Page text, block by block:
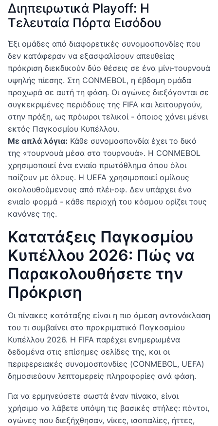
Διηπειρωτικά Playoff: Η
Τελευταία Πόρτα Εισόδου
Έξι ομάδες από διαφορετικές συνομοσπονδίες που
δεν κατάφεραν να εξασφαλίσουν απευθείας
πρόκριση διεκδικούν δύο θέσεις σε ένα μίνι-τουρνουά
υψηλής πίεσης. Στη CONMEBOL, η έβδομη ομάδα
προχωρά σε αυτή τη φάση. Οι αγώνες διεξάγονται σε
συγκεκριμένες περιόδους της FIFA και λειτουργούν,
στην πράξη, ως πρόωροι τελικοί - όποιος χάνει μένει
εκτός Παγκοσμίου Κυπέλλου.
Με απλά λόγια: Κάθε συνομοσπονδία έχει το δικό
της «τουρνουά μέσα στο τουρνουά». Η CONMEBOL
χρησιμοποιεί ένα ενιαίο πρωτάθλημα όπου όλοι
παίζουν με όλους. Η UEFA χρησιμοποιεί ομίλους
ακολουθούμενους από πλέι-οφ. Δεν υπάρχει ένα
ενιαίο φορμά - κάθε περιοχή του κόσμου ορίζει τους
κανόνες της.
Κατατάξεις Παγκοσμίου
Κυπέλλου 2026: Πώς να
Παρακολουθήσετε την
Πρόκριση
Οι πίνακες κατάταξης είναι η πιο άμεση αντανάκλαση
του τι συμβαίνει στα προκριματικά Παγκοσμίου
Κυπέλλου 2026. Η FIFA παρέχει ενημερωμένα
δεδομένα στις επίσημες σελίδες της, και οι
περιφερειακές συνομοσπονδίες (CONMEBOL, UEFA)
δημοσιεύουν λεπτομερείς πληροφορίες ανά φάση.
Για να ερμηνεύσετε σωστά έναν πίνακα, είναι
χρήσιμο να λάβετε υπόψη τις βασικές στήλες: πόντοι,
αγώνες που διεξήχθησαν, νίκες, ισοπαλίες, ήττες,